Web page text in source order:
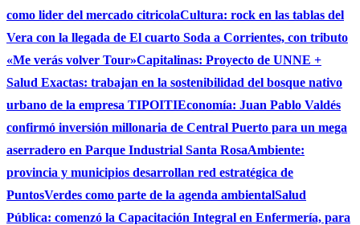
como lider del mercado citricolaCultura: rock en las tablas del
Vera con la llegada de El cuarto Soda a Corrientes, con tributo
«Me verás volver Tour»Capitalinas: Proyecto de UNNE +
Salud Exactas: trabajan en la sostenibilidad del bosque nativo
urbano de la empresa TIPOITIEconomía: Juan Pablo Valdés
confirmó inversión millonaria de Central Puerto para un mega
aserradero en Parque Industrial Santa RosaAmbiente:
provincia y municipios desarrollan red estratégica de
PuntosVerdes como parte de la agenda ambientalSalud
Pública: comenzó la Capacitación Integral en Enfermería, para